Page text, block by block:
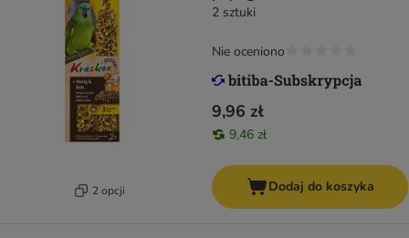
2 opcji
2 sztuki
9,96 zł
9,46 zł
Nie oceniono
Dodaj do koszyka